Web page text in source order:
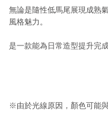
無論是隨性低馬尾展現成熟
風格魅力。
是一款能為日常造型提升完
※由於光線原因，顏色可能